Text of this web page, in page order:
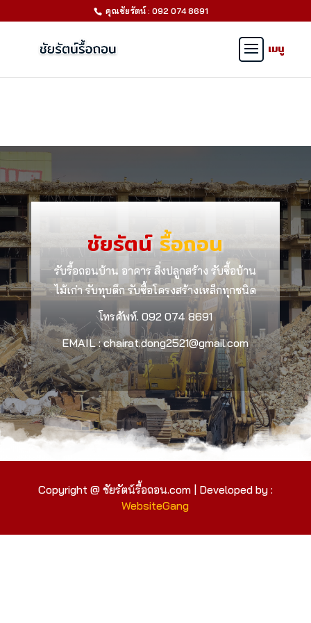
คุณชัยรัตน์ : 092 074 8691
ชัยรัตน์รื้อถอน
รับรื้อถอนบ้าน อาคาร สิ่งปลูกสร้าง รับซื้อบ้าน
ไม้เก่า รับทุบตึก รับซื้อโครงสร้างเหล็กทุกชนิด
โทรศัพท์. 092 074 8691
EMAIL : chairat.dong2521@gmail.com
Copyright @ ชัยรัตน์รื้อถอน.com | Developed by :
WebsiteGang